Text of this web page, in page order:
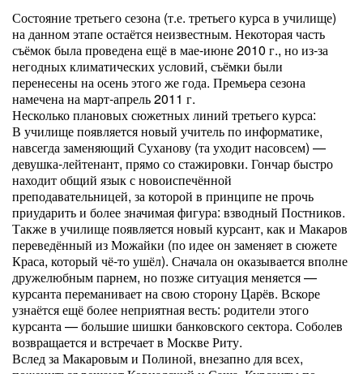
Состояние третьего сезона (т.е. третьего курса в училище)
на данном этапе остаётся неизвестным. Некоторая часть
съёмок была проведена ещё в мае-июне 2010 г., но из-за
негодных климатических условий, съёмки были
перенесены на осень этого же года. Премьера сезона
намечена на март-апрель 2011 г.
Несколько плановых сюжетных линий третьего курса:
В училище появляется новый учитель по информатике,
навсегда заменяющий Суханову (та уходит насовсем) —
девушка-лейтенант, прямо со стажировки. Гончар быстро
находит общий язык с новоиспечённой
преподавательницей, за которой в принципе не прочь
приударить и более значимая фигура: взводный Постников.
Также в училище появляется новый курсант, как и Макаров
переведённый из Можайки (по идее он заменяет в сюжете
Краса, который чё-то ушёл). Сначала он оказывается вполне
дружелюбным парнем, но позже ситуация меняется —
курсанта переманивает на свою сторону Царёв. Вскоре
узнаётся ещё более неприятная весть: родители этого
курсанта — большие шишки банковского сектора. Соболев
возвращается и встречает в Москве Риту.
Вслед за Макаровым и Полиной, внезапно для всех,